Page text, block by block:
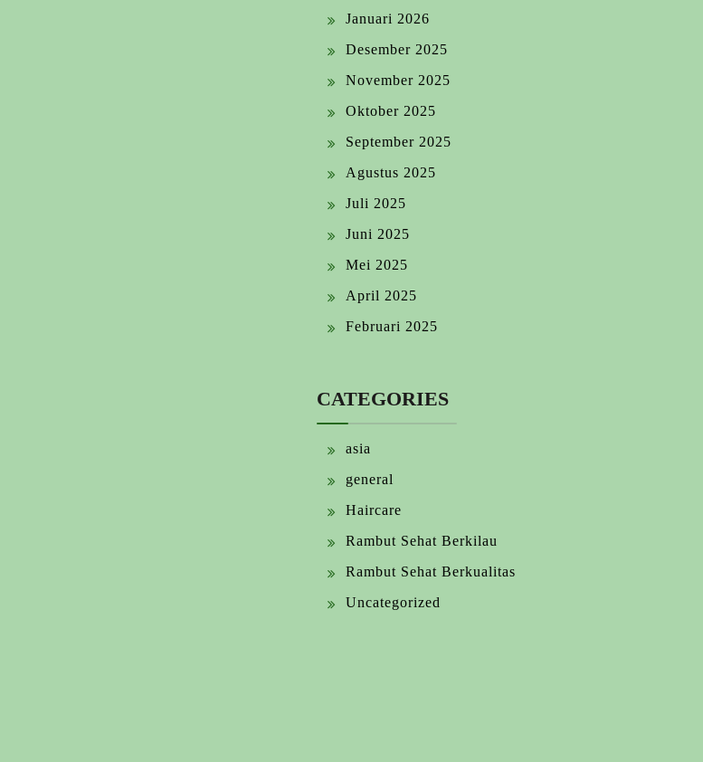
Januari 2026
Desember 2025
November 2025
Oktober 2025
September 2025
Agustus 2025
Juli 2025
Juni 2025
Mei 2025
April 2025
Februari 2025
CATEGORIES
asia
general
Haircare
Rambut Sehat Berkilau
Rambut Sehat Berkualitas
Uncategorized